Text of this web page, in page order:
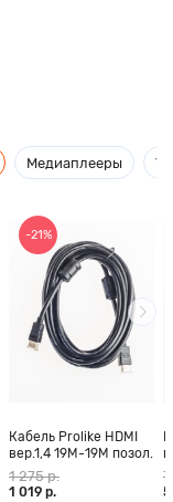
Медиаплееры
-21%
Кабель Prolike HDMI
вер.1,4 19М-19М позол.
конт., ферритовые
кольца, 20 м
1 275 р.
1 019 р.